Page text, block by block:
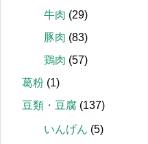
牛肉 (29)
豚肉 (83)
鶏肉 (57)
葛粉 (1)
豆類・豆腐 (137)
いんげん (5)